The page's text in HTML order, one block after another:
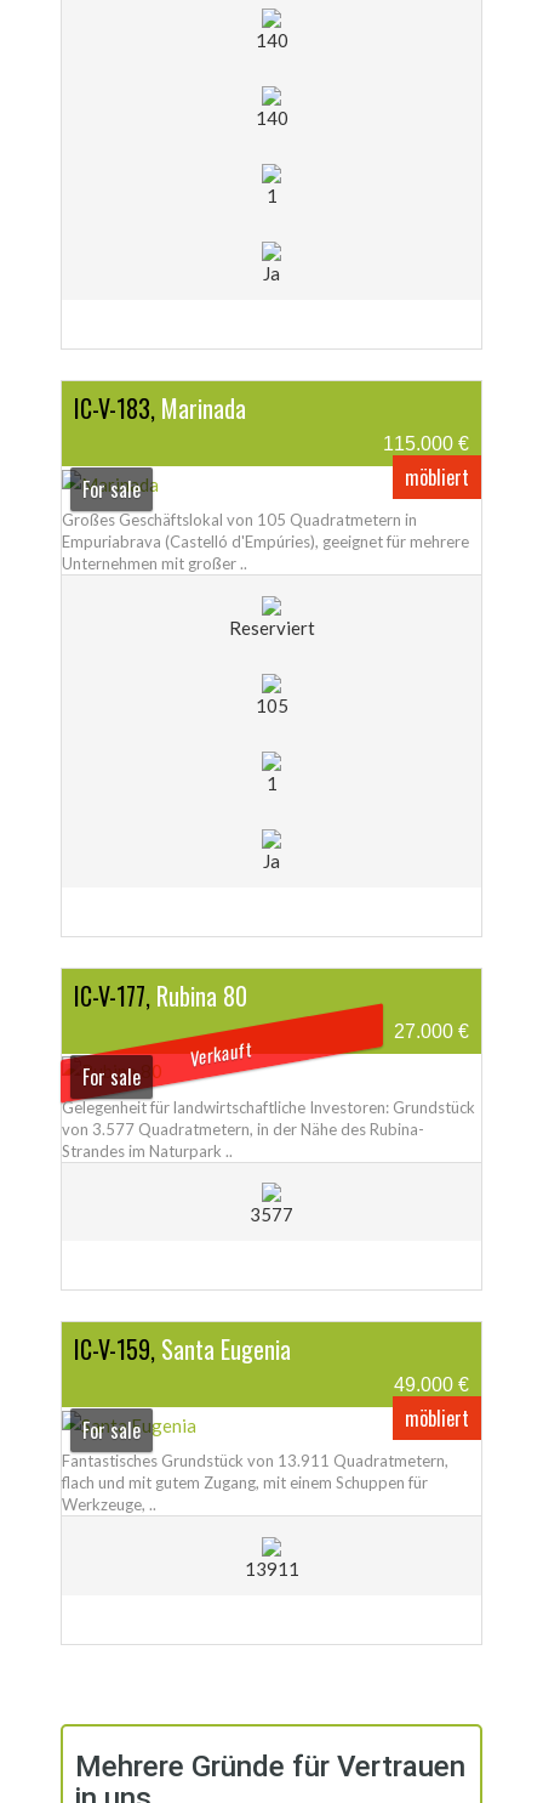
140
140
1
Ja
IC-V-183, Marinada
115.000 €
möbliert
For sale
Großes Geschäftslokal von 105 Quadratmetern in
Empuriabrava (Castelló d'Empúries), geeignet für mehrere
Unternehmen mit großer ..
Reserviert
105
1
Ja
IC-V-177, Rubina 80
27.000 €
Verkauft
For sale
Gelegenheit für landwirtschaftliche Investoren: Grundstück
von 3.577 Quadratmetern, in der Nähe des Rubina-
Strandes im Naturpark ..
3577
IC-V-159, Santa Eugenia
49.000 €
möbliert
For sale
Fantastisches Grundstück von 13.911 Quadratmetern,
flach und mit gutem Zugang, mit einem Schuppen für
Werkzeuge, ..
13911
Mehrere Gründe für Vertrauen